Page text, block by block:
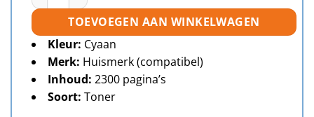
TOEVOEGEN AAN WINKELWAGEN
Kleur: Cyaan
Merk: Huismerk (compatibel)
Inhoud: 2300 pagina’s
Soort: Toner